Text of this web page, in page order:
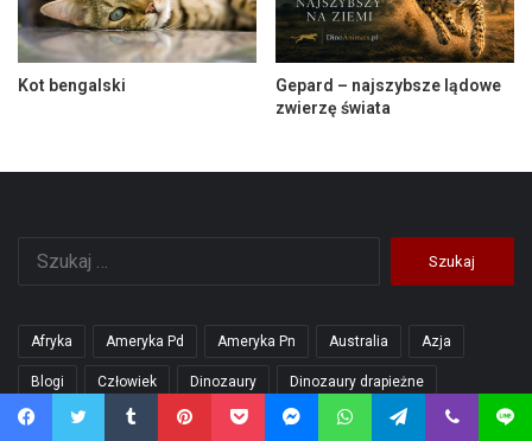
Kot bengalski
Gepard – najszybsze lądowe
zwierzę świata
Afryka Ameryka Pd Ameryka Pn Australia Azja
Blogi Człowiek Dinozaury Dinozaury drapieżne
Dinozaury roślinożerne Domowe Europa Gady